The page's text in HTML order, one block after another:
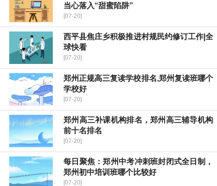
当心落入“甜蜜陷阱”
[07-20]
​西平县焦庄乡积极推进村规民约修订工作|全
球快看
[07-20]
郑州正规高三复读学校排名,郑州复读班哪个
学校好
[07-20]
郑州高三补课机构排名，郑州高三辅导机构
前十名排名
[07-20]
每日聚焦：郑州中考冲刺班封闭式全日制，
郑州初中培训班哪个比较好
[07-20]